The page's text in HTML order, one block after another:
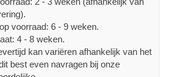
voorraad: 6 - 9 weken.
4 - 8 weken.
kan variëren afhankelijk van het
best even navragen bij onze